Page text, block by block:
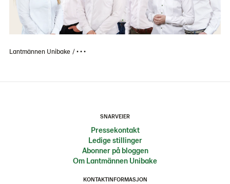
Lantmännen Unibake • • •
SNARVEIER
Pressekontakt
Ledige stillinger
Abonner på bloggen
Om Lantmännen Unibake
KONTAKTINFORMASJON